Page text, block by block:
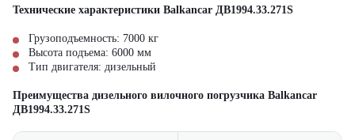
Технические характеристики Balkancar ДВ1994.33.271S
Грузоподъемность: 7000 кг
Высота подъема: 6000 мм
Тип двигателя: дизельный
Преимущества дизельного вилочного погрузчика Balkancar
ДВ1994.33.271S